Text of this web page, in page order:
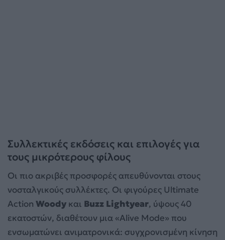
Συλλεκτικές εκδόσεις και επιλογές για
τους μικρότερους φίλους
Οι πιο ακριβές προσφορές απευθύνονται στους
νοσταλγικούς συλλέκτες. Οι φιγούρες Ultimate
Action Woody και Buzz Lightyear, ύψους 40
εκατοστών, διαθέτουν μια «Alive Mode» που
ενσωματώνει ανιματρονικά: συγχρονισμένη κίνηση